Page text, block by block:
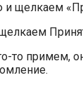
щелкаем
то примем,